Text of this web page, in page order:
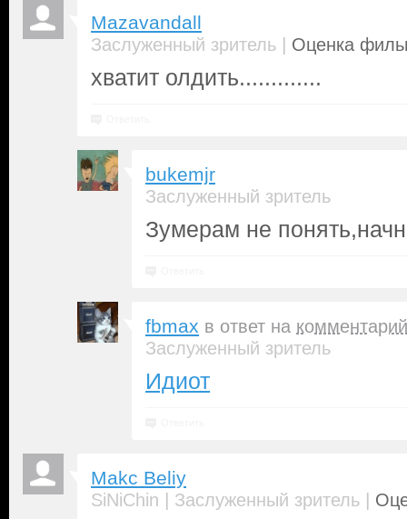
Mazavandall
Заслуженный зритель | Оценка
хватит олдить.............
bukemjr
Заслуженный зритель
Зумерам не
fbmax в ответ на комментарий
Заслуженный зритель
Идиот
Makc Beliy
SiNiChin | Заслуженный зритель |